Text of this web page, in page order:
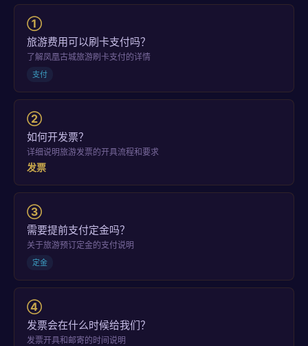
①
旅游费用可以刷卡支付吗？
了解凤凰古城旅游刷卡支付的详情
支付
②
如何开发票？
详细说明旅游发票的开具流程和要求
发票
③
需要提前支付定金吗？
关于旅游预订定金的支付说明
定金
④
发票会在什么时候给我们？
发票开具和邮寄的时间说明